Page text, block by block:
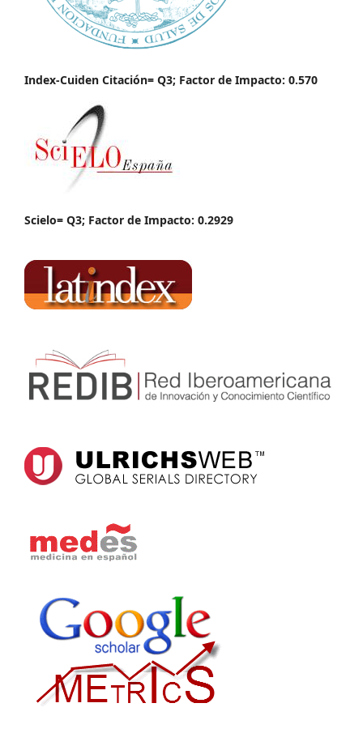
Index-Cuiden Citación= Q3; Factor de Impacto: 0.570
Scielo= Q3; Factor de Impacto: 0.2929